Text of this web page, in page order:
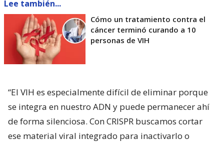
Lee también...
Cómo un tratamiento contra el
cáncer terminó curando a 10
personas de VIH
“El VIH es especialmente difícil de eliminar porque
se integra en nuestro ADN y puede permanecer ahí
de forma silenciosa. Con CRISPR buscamos cortar
ese material viral integrado para inactivarlo o